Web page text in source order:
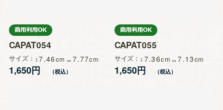
CAPAT054
サイズ 7.46 7.77
1,650円
CAPAT055
サイズ 7.36 7.13
1,650円